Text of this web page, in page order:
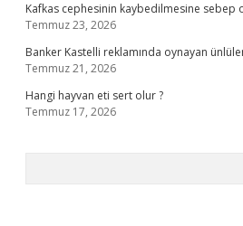
Kafkas cephesinin kaybedilmesine sebep
Temmuz 23, 2026
Banker Kastelli reklamında oynayan
Temmuz 21, 2026
Hangi hayvan eti sert olur ?
Temmuz 17, 2026